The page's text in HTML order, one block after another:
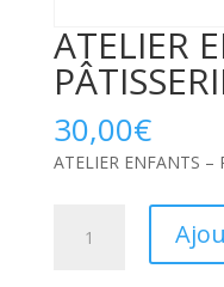
ATELIER
30,00€
ATELIER ENFANTS –